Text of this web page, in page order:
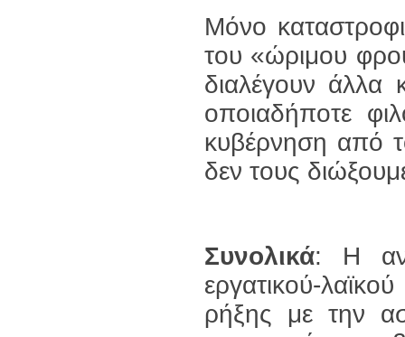
Μόνο
του «ώριμου
διαλέγουν άλλα
οποιαδήποτε
κυβέρνηση από
δεν τους
Συνολικά: Η
εργατικού-
ρήξης με την